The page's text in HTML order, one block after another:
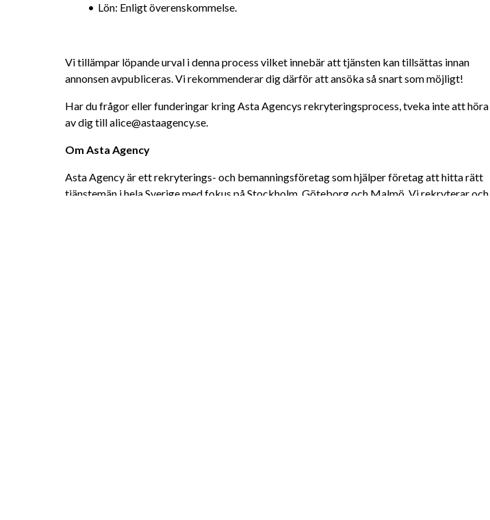
Lön: Enligt överenskommelse.
Vi tillämpar löpande urval i denna process vilket innebär att tjänsten kan tillsättas innan
annonsen avpubliceras. Vi rekommenderar dig därför att ansöka så snart som möjligt!
Har du frågor eller funderingar kring Asta Agencys rekryteringsprocess, tveka inte att höra
av dig till alice@astaagency.se.
Om Asta Agency
Asta Agency är ett rekryterings- och bemanningsföretag som hjälper företag att hitta rätt
tjänstemän i hela Sverige med fokus på Stockholm, Göteborg och Malmö. Vi rekryterar och